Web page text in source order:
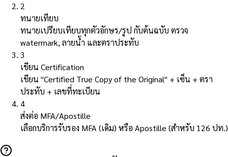
2
ทนายเทียบ
ทนายเปรียบเทียบทุกตัวอักษร/รูป กับต้นฉบับ ตรวจ
watermark, ลายน้ำ และตราประทับ
3
เขียน Certification
เขียน "Certified True Copy of the Original" + เซ็น + ตรา
ประทับ + เลขที่ทะเบียน
4
ส่งต่อ MFA/Apostille
เลือกบริการรับรอง MFA (เดิม) หรือ Apostille (สำหรับ 126 ปท.)